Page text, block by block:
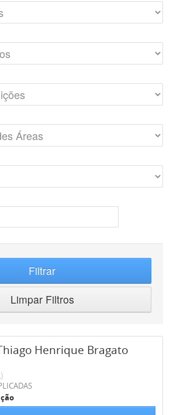
Filtrar
Limpar Filtros
Henrique Bragato